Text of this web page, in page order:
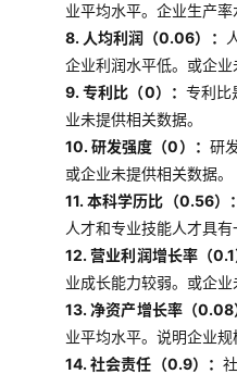
业平均水平。企业生产率
8. 人均利润（0.06）：
企业利润水平低。或企业
9. 专利比（0）： 专利比
业未提供相关数据。
10. 研发强度（0）： 研
或企业未提供相关数据。
11. 本科学历比（0.56）：
人才和专业技能人才具有
12. 营业利润增长率（0.1
业成长能力较弱。或企业
13. 净资产增长率（0.08
业平均水平。说明企业
14. 社会责任（0.9）：